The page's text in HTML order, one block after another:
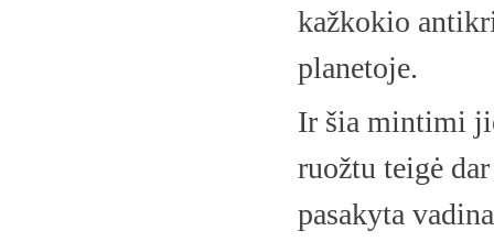
kažkokio
planetoje.
Ir šia mintimi
ruožtu teigė
pasakyta